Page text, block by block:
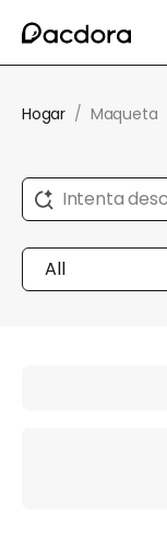
Hogar / Maqueta
Intenta
All